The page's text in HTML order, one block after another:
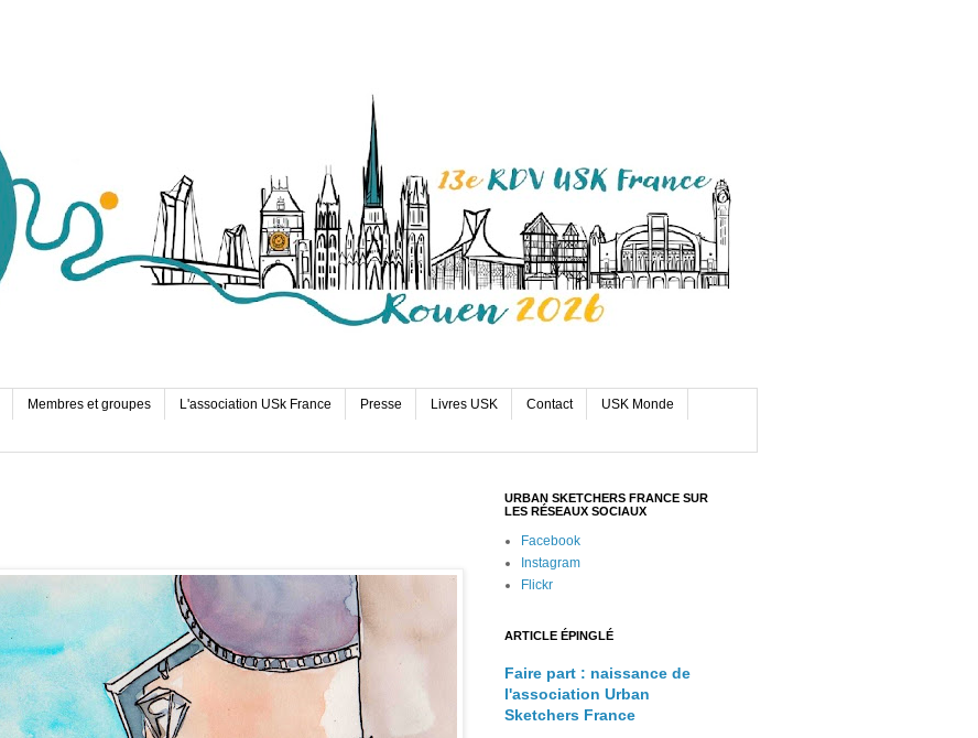
Membres et groupes L'association USk France Presse Livres USK Contact USK Monde
URBAN SKETCHERS FRANCE SUR
LES RÉSEAUX SOCIAUX
Facebook
Instagram
Flickr
ARTICLE ÉPINGLÉ
Faire part : naissance de
l'association Urban
Sketchers France